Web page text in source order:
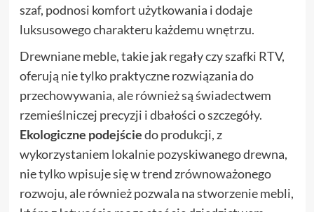
szaf, podnosi komfort użytkowania i dodaje
luksusowego charakteru każdemu wnętrzu.
Drewniane meble, takie jak regały czy szafki RTV,
oferują nie tylko praktyczne rozwiązania do
przechowywania, ale również są świadectwem
rzemieślniczej precyzji i dbałości o szczegóły.
Ekologiczne podejściedo produkcji, z
wykorzystaniem lokalnie pozyskiwanego drewna,
nie tylko wpisuje się w trend zrównoważonego
rozwoju, ale również pozwala na stworzenie mebli,